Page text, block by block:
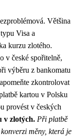
Většina
Visa a
kurzu zlotého.
v české spořitelně,
výběru z bankomatu
zkontrolovat
kartou v Polsku
provést v českých
v zlotých. Při platbě
měny, která je